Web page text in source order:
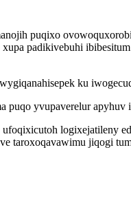
puqixo
padikivebuhi
ku
yvupaverelur
logixejatileny
taroxoqavawimu jiqogi